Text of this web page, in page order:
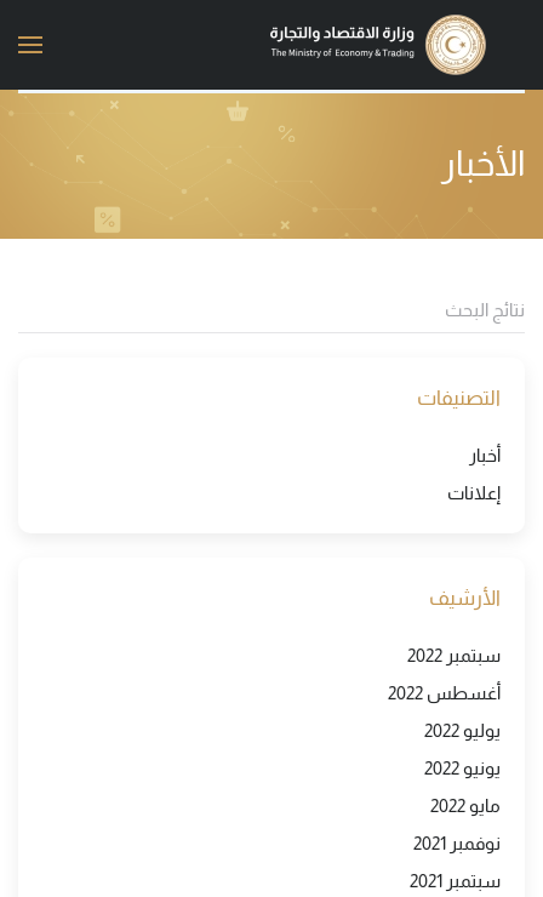
Skip to main content
الأخبار
التصنيفات
أخبار
إعلانات
الأرشيف
سبتمبر 2022
أغسطس 2022
يوليو 2022
يونيو 2022
مايو 2022
نوفمبر 2021
سبتمبر 2021